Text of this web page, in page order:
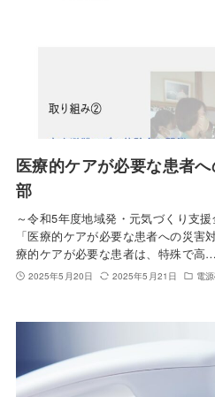
医療的ケアが必要な患者
部
～令和5年度地域発・元気づくり支
「医療的ケアが必要な患者への災
療的ケアが必要な患者は、特殊で高…
2025年5月20日 2025年5月21日 電